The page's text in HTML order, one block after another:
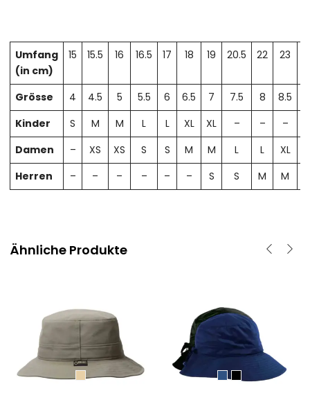
Umfang
(in cm)
15 15.5 16 16.5 17 18 19 20.5 22 23
Grösse 4 4.5 5 5.5 6 6.5 7 7.5 8 8.5
Kinder
S M M L L XL XL – – –
Damen
– XS XS S S M M L L XL
Herren
– – – – – – S S M M
Ähnliche Produkte